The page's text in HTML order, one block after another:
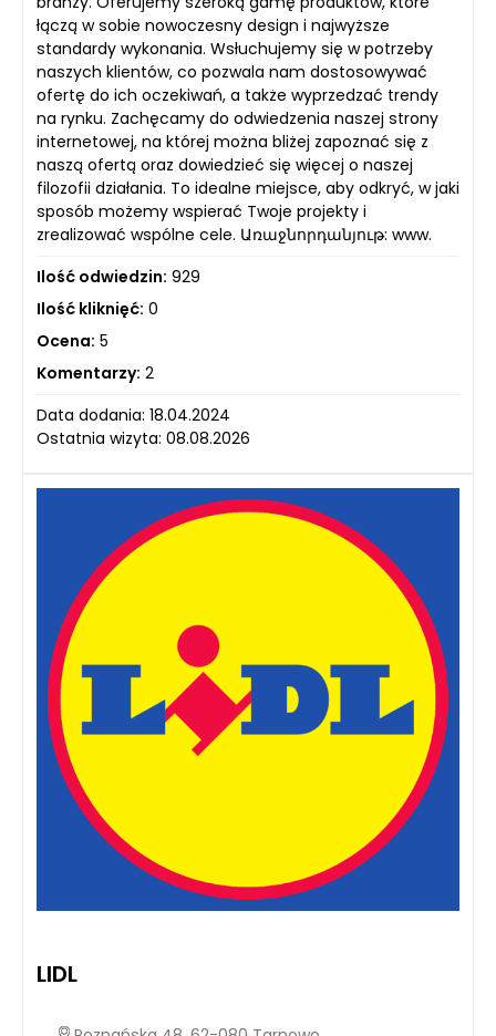
łączą w sobie nowoczesny design i najwyższe
standardy wykonania. Wsłuchujemy się w potrzeby
naszych klientów, co pozwala nam dostosowywać
ofertę do ich oczekiwań, a także wyprzedzać trendy
na rynku. Zachęcamy do odwiedzenia naszej strony
internetowej, na której można bliżej zapoznać się z
naszą ofertą oraz dowiedzieć się więcej o naszej
filozofii działania. To idealne miejsce, aby odkryć, w jaki
sposób możemy wspierać Twoje projekty i
zrealizować wspólne cele. Առաջնորդանյութ: www.
Ilość odwiedzin: 929
Ilość kliknięć: 0
Ocena: 5
Komentarzy: 2
Data dodania: 18.04.2024
Ostatnia wizyta: 08.08.2026
LIDL